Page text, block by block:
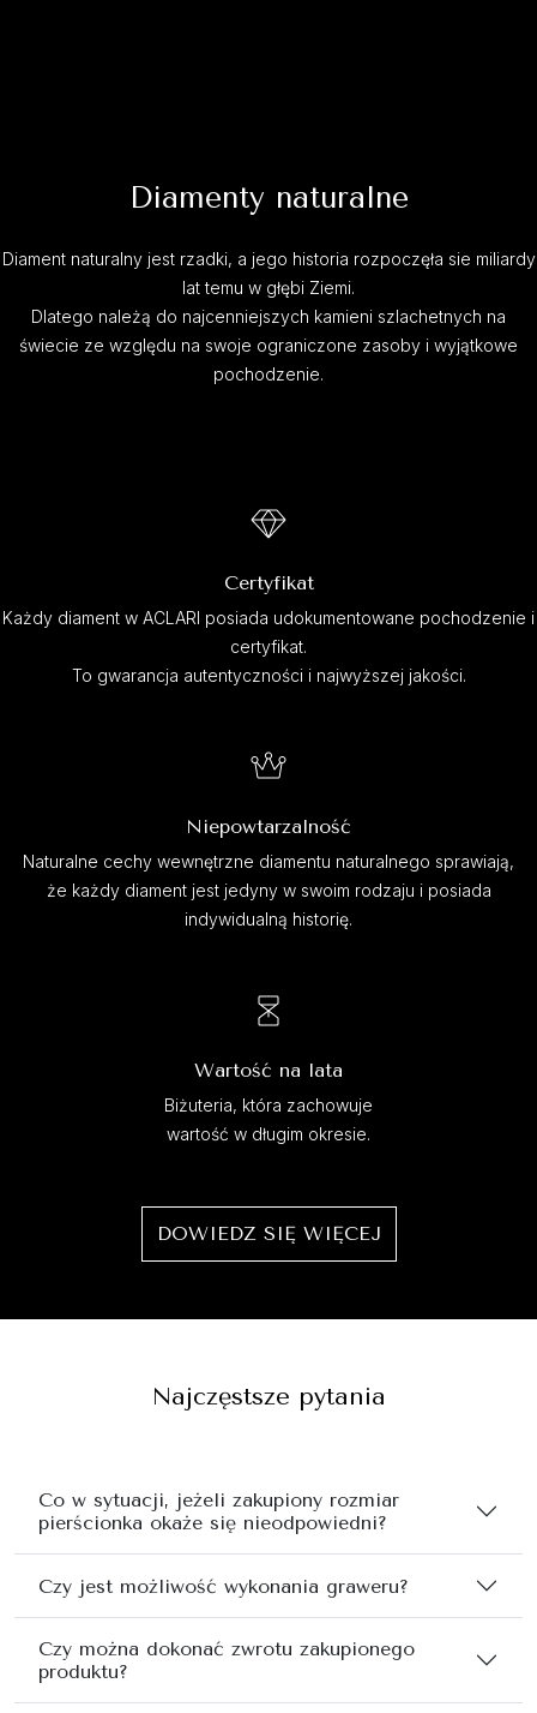
Diamenty naturalne
Diament naturalny jest rzadki, a jego historia rozpoczęła sie miliardy
lat temu w głębi Ziemi.
Dlatego należą do najcenniejszych kamieni szlachetnych na
świecie ze względu na swoje ograniczone zasoby i wyjątkowe
pochodzenie.
Certyfikat
Każdy diament w ACLARI posiada udokumentowane pochodzenie i
certyfikat.
To gwarancja autentyczności i najwyższej jakości.
Niepowtarzalność
Naturalne cechy wewnętrzne diamentu naturalnego sprawiają,
że każdy diament jest jedyny w swoim rodzaju i posiada
indywidualną historię.
Wartość na lata
Biżuteria, która zachowuje
wartość w długim okresie.
DOWIEDZ SIĘ WIĘCEJ
Najczęstsze pytania
Co w sytuacji, jeżeli zakupiony rozmiar
pierścionka okaże się nieodpowiedni?
Czy jest możliwość wykonania graweru?
Czy można dokonać zwrotu zakupionego
produktu?